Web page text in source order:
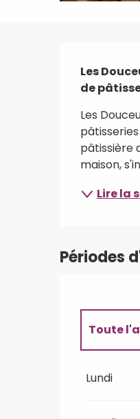
Les
de
Les
pâtissière
maison,
Lire la
Périodes
Toute
Toute
Lundi